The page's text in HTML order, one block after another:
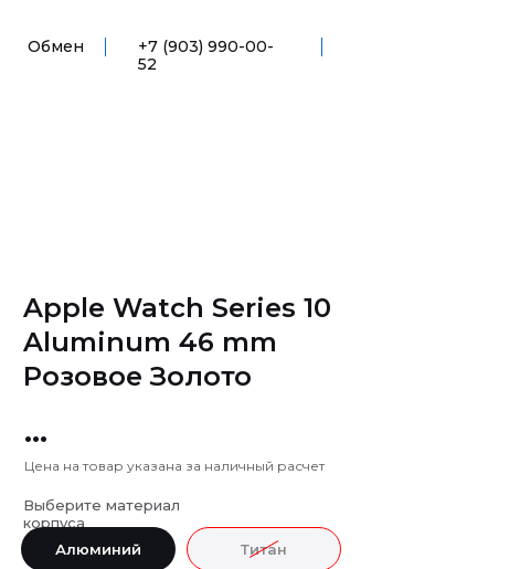
+7 (903) 990-00-
52
Обмен
Цена на товар указана за наличный расчет
Apple Watch Series 10
Aluminum 46 mm
Розовое Золото
...
Выберите материал
корпуса
Алюминий
Титан